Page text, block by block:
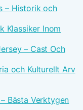
– Historik och
Klassiker Inom
– Cast Och
och Kulturellt Arv
Bästa Verktygen